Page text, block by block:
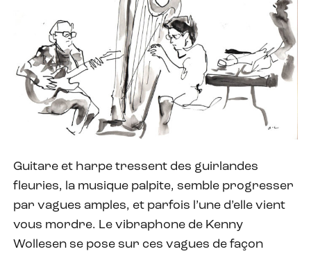
Guitare et harpe tressent des guirlandes
fleuries, la musique palpite, semble progresser
par vagues amples, et parfois l’une d’elle vient
vous mordre. Le vibraphone de Kenny
Wollesen se pose sur ces vagues de façon